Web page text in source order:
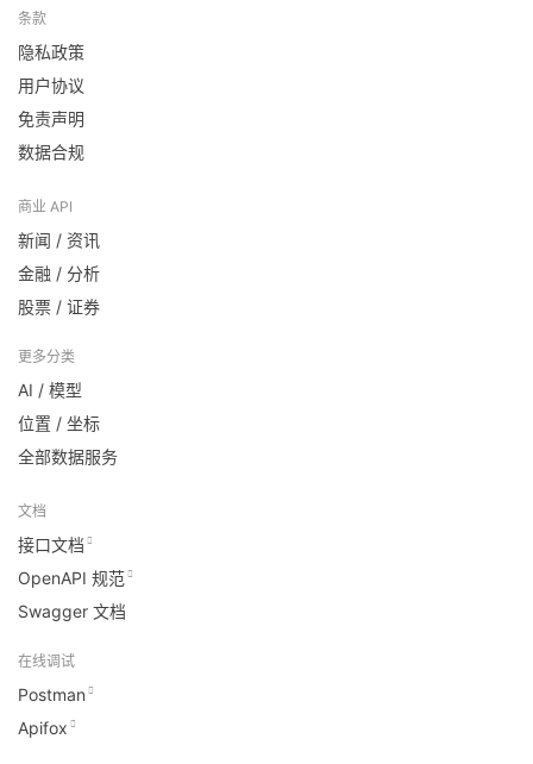
条款
隐私政策
用户协议
免责声明
数据合规
商业 API
新闻 / 资讯
金融 / 分析
股票 / 证券
更多分类
AI / 模型
位置 / 坐标
全部数据服务
文档
接口文档
OpenAPI 规范
Swagger 文档
在线调试
Postman
Apifox